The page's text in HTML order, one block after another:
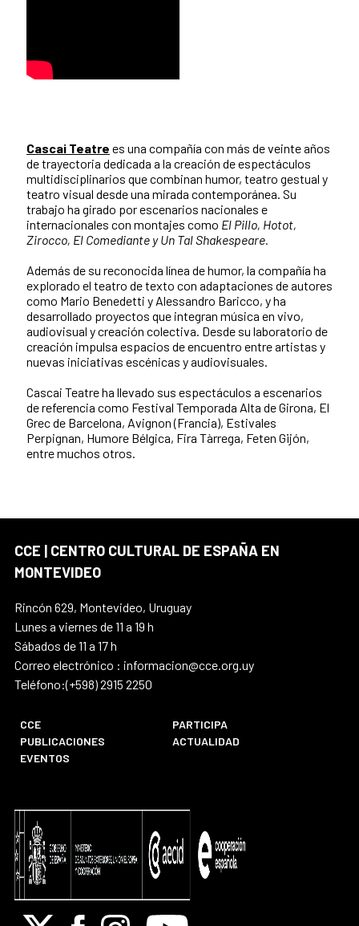
Cascai Teatre es una compañía con más de veinte años
de trayectoria dedicada a la creación de espectáculos
multidisciplinarios que combinan humor, teatro gestual y
teatro visual desde una mirada contemporánea. Su
trabajo ha girado por escenarios nacionales e
internacionales con montajes como El Pillo, Hotot,
Zirocco, El Comediante y Un Tal Shakespeare.
Además de su reconocida línea de humor, la compañía ha
explorado el teatro de texto con adaptaciones de autores
como Mario Benedetti y Alessandro Baricco, y ha
desarrollado proyectos que integran música en vivo,
audiovisual y creación colectiva. Desde su laboratorio de
creación impulsa espacios de encuentro entre artistas y
nuevas iniciativas escénicas y audiovisuales.
Cascai Teatre ha llevado sus espectáculos a escenarios
de referencia como Festival Temporada Alta de Girona, El
Grec de Barcelona, Avignon (Francia), Estivales
Perpignan, Humore Bélgica, Fira Tàrrega, Feten Gijón,
entre muchos otros.
CCE | CENTRO CULTURAL DE ESPAÑA EN
MONTEVIDEO
Rincón 629, Montevideo, Uruguay
Lunes a viernes de 11 a 19 h
Sábados de 11 a 17 h
Correo electrónico : informacion@cce.org.uy
Teléfono:(+598) 2915 2250
CCE
PARTICIPA
PUBLICACIONES
ACTUALIDAD
EVENTOS